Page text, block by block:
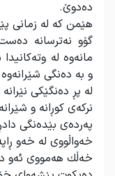
دەدوێ.
هێمن كە لە زمانی
گۆو نەترسانە
مانەوە لە
و بە دەنگی
لە پڕ دەنگێكی نێرانە
نركەی كوڕانە و شێرانە
پەردەی بێدەنگی
خەواڵووی لە خەو
خەڵك هەمووی ئەو